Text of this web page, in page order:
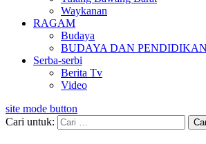
Waykanan
RAGAM
Budaya
BUDAYA DAN PENDIDIKAN
Serba-serbi
Berita Tv
Video
site mode button
Cari untuk: